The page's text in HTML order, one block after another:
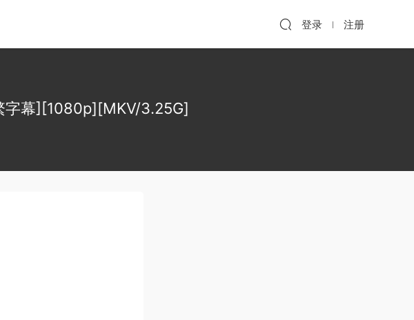
登录 注册
字幕][1080p][MKV/3.25G]